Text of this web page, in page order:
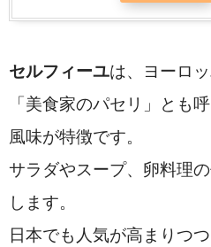
セルフィーユは、ヨーロ
「美食家のパセリ」とも
風味が特徴です。
サラダやスープ、卵料理
します。
日本でも人気が高まりつ